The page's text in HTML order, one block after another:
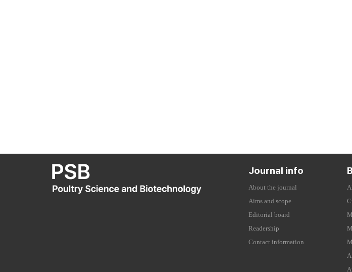
Journal info
About the journal
Aims and scope
Editorial board
Readership
Contact information